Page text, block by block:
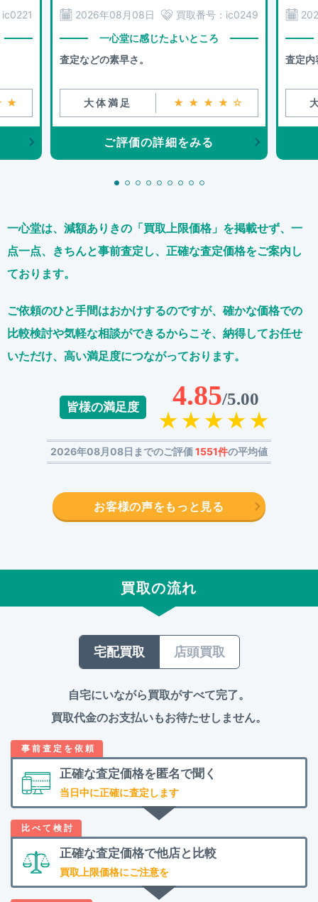
ic0221
2026年08月08日
買取番号： ic0249
一心堂に感じたよいところ
査定などの素早さ。
大体満足 ★★★★☆
ご評価の詳細をみる
査定内
一心堂は、減額ありきの「買取上限価格」を掲載せず、 一
点一点、きちんと事前査定し、正確な査定価格をご案内し
ております。
ご依頼のひと手間はおかけするのですが、 確かな価格での
比較検討や気軽な相談ができるからこそ、 納得してお任せ
いただけ、高い満足度につながっております。
皆様の満足度 4.85/5.00
2026年08月08日までのご評価1551件の平均値
お客様の声をもっと見る
買取の流れ
宅配買取 店頭買取
自宅にいながら買取がすべて完了。
買取代金のお支払いもお待たせしません。
正確な査定価格を 匿名で聞く
当日中に正確に査定します
正確な査定価格で他店と比較
買取上限価格にご注意を